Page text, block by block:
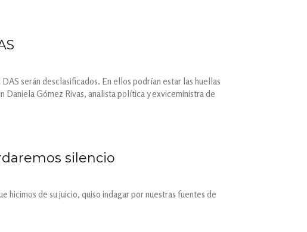
serán desclasificados. En ellos podrían estar las huellas
Gómez Rivas, analista política y exviceministra de
silencio
hicimos de su juicio, quiso indagar por nuestras fuentes de